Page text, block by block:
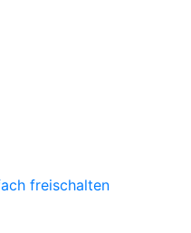
freischalten